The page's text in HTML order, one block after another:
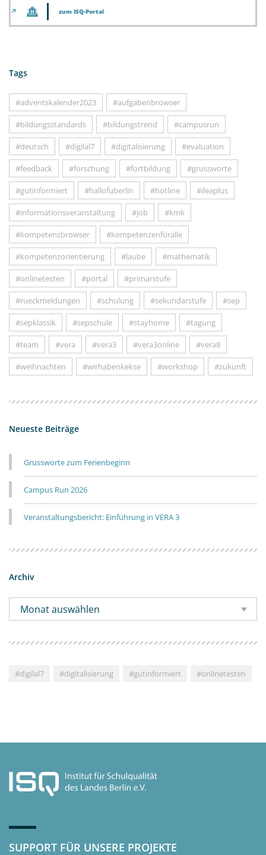
zum ISQ-Portal
Tags
#adventskalender2023 #aufgabenbrowser
#bildungsstandards #bildungstrend #campusrun
#deutsch #digilal7 #digitalisierung #evaluation
#feedback #forschung #fortbildung #grussworte
#gutinformiert #hallofuberlin #hotline #ileaplus
#informationsveranstaltung #job #kmk
#kompetenzbrowser #kompetenzenfüralle
#kompetenzorientierung #laube #mathematik
#onlinetesten #portal #primarstufe
#rueckmeldungen #schulung #sekundarstufe #sep
#sepklassik #sepschule #stayhome #tagung
#team #vera #vera3 #vera3online #vera8
#weihnachten #wirhabenkekse #workshop #zukunft
Neueste Beiträge
Grussworte zum Ferienbeginn
Campus Run 2026
Veranstaltungsbericht: Einführung in VERA 3
Archiv
Monat auswählen
#digilal7 #digitalisierung #gutinformiert #onlinetesten
SUPPORT FÜR UNSERE PROJEKTE